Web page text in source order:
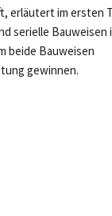
erläutert im ersten
serielle Bauweisen
beide Bauweisen
gewinnen.